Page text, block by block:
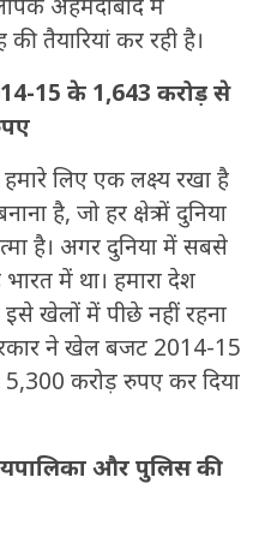
तैयारियां कर रही है।
15 के 1,643 करोड़ से
ने हमारे लिए एक लक्ष्य रखा है
है, जो हर क्षेत्र में दुनिया
है। अगर दुनिया में सबसे
में था। हमारा देश
खेलों में पीछे नहीं रहना
ने खेल बजट 2014-15
करोड़ रुपए कर दिया
और पुलिस की